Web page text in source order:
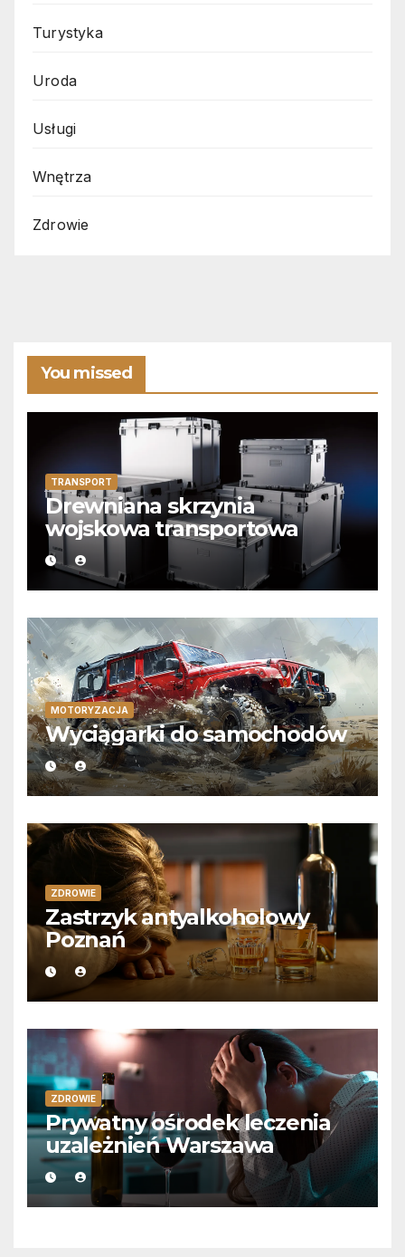
Turystyka
Uroda
Usługi
Wnętrza
Zdrowie
You missed
TRANSPORT
Drewniana skrzynia
wojskowa transportowa
MOTORYZACJA
Wyciągarki do samochodów
ZDROWIE
Zastrzyk antyalkoholowy
Poznań
ZDROWIE
Prywatny ośrodek leczenia
uzależnień Warszawa